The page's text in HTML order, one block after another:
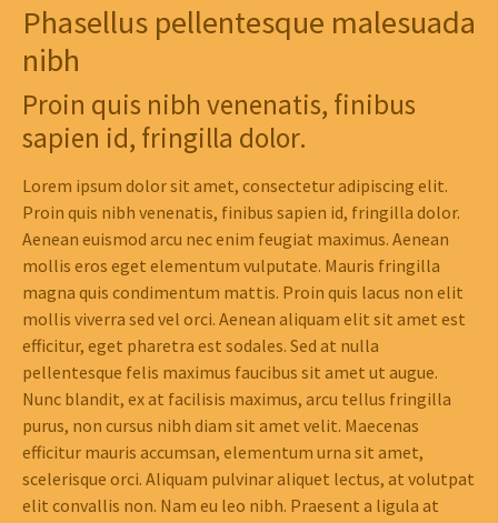
Phasellus pellentesque malesuada
nibh
Proin quis nibh venenatis, finibus
sapien id, fringilla dolor.
Lorem ipsum dolor sit amet, consectetur adipiscing elit.
Proin quis nibh venenatis, finibus sapien id, fringilla dolor.
Aenean euismod arcu nec enim feugiat maximus. Aenean
mollis eros eget elementum vulputate. Mauris fringilla
magna quis condimentum mattis. Proin quis lacus non elit
mollis viverra sed vel orci. Aenean aliquam elit sit amet est
efficitur, eget pharetra est sodales. Sed at nulla
pellentesque felis maximus faucibus sit amet ut augue.
Nunc blandit, ex at facilisis maximus, arcu tellus fringilla
purus, non cursus nibh diam sit amet velit. Maecenas
efficitur mauris accumsan, elementum urna sit amet,
scelerisque orci. Aliquam pulvinar aliquet lectus, at volutpat
elit convallis non. Nam eu leo nibh. Praesent a ligula at